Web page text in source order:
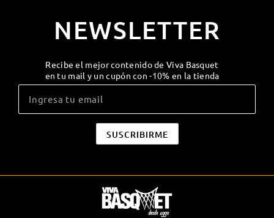
NEWSLETTER
Recibe el mejor contenido de Viva Basquet
en tu mail y un cupón con -10% en la tienda